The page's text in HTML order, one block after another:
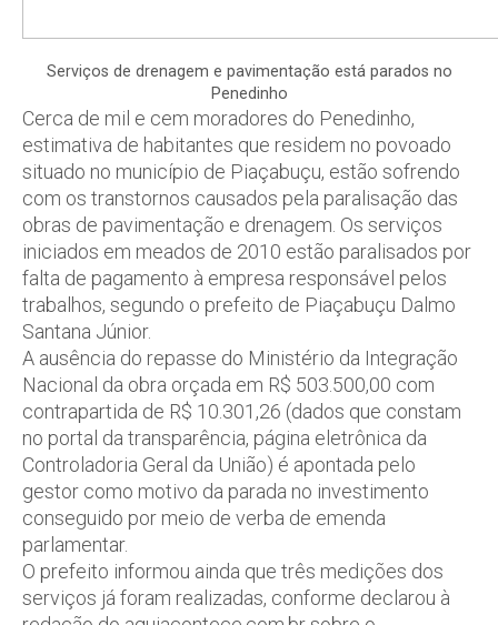
Serviços de drenagem e pavimentação está parados no
Penedinho
Cerca de mil e cem moradores do Penedinho,
estimativa de habitantes que residem no povoado
situado no município de Piaçabuçu, estão sofrendo
com os transtornos causados pela paralisação das
obras de pavimentação e drenagem. Os serviços
iniciados em meados de 2010 estão paralisados por
falta de pagamento à empresa responsável pelos
trabalhos, segundo o prefeito de Piaçabuçu Dalmo
Santana Júnior.
A ausência do repasse do Ministério da Integração
Nacional da obra orçada em R$ 503.500,00 com
contrapartida de R$ 10.301,26 (dados que constam
no portal da transparência, página eletrônica da
Controladoria Geral da União) é apontada pelo
gestor como motivo da parada no investimento
conseguido por meio de verba de emenda
parlamentar.
O prefeito informou ainda que três medições dos
serviços já foram realizadas, conforme declarou à